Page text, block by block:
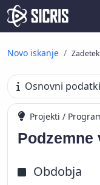
Novo iskanje Zadetek
Osnovni podatki
Projekti /
Podzemne
Obdobja